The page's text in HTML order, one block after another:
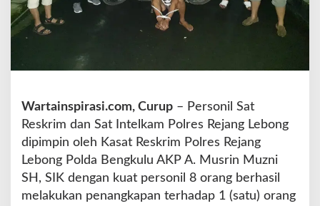
P
e
l
k
u
S
Wartainspirasi.com, Curup – Personil Sat
Reskrim dan Sat Intelkam Polres Rejang Lebong
dipimpin oleh Kasat Reskrim Polres Rejang
Lebong Polda Bengkulu AKP A. Musrin Muzni
SH, SIK dengan kuat personil 8 orang berhasil
melakukan penangkapan terhadap 1 (satu) orang